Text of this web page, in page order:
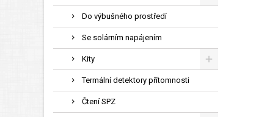
Do výbušného prostředí
Se solárním napájením
Kity
Termální detektory přítomnosti
Čtení SPZ